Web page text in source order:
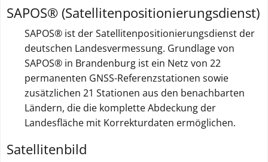
r
h
h
d
c
h
s
t
e
S
e
i
e
SAPOS® (Satellitenpositionierungsdienst)
SAPOS® ist der Satellitenpositionierungsdienst der
deutschen Landesvermessung. Grundlage von
SAPOS® in Brandenburg ist ein Netz von 22
permanenten GNSS-Referenzstationen sowie
zusätzlichen 21 Stationen aus den benachbarten
Ländern, die die komplette Abdeckung der
Landesfläche mit Korrekturdaten ermöglichen.
Satellitenbild